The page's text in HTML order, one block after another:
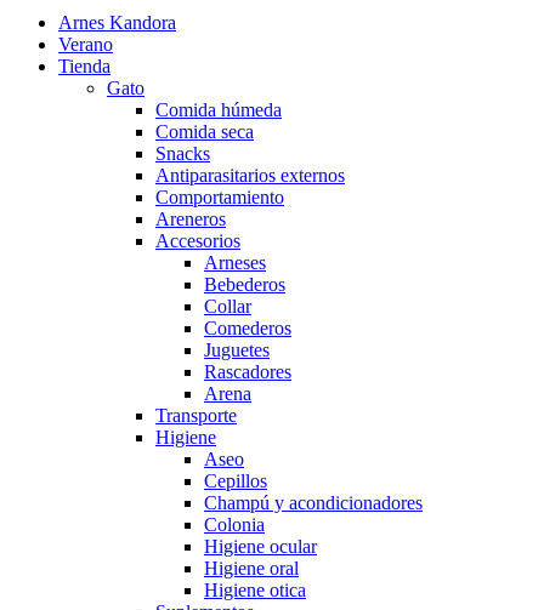
Arnes Kandora
Verano
Tienda
Gato
Comida húmeda
Comida seca
Snacks
Antiparasitarios externos
Comportamiento
Areneros
Accesorios
Arneses
Bebederos
Collar
Comederos
Juguetes
Rascadores
Arena
Transporte
Higiene
Aseo
Cepillos
Champú y acondicionadores
Colonia
Higiene ocular
Higiene oral
Higiene otica